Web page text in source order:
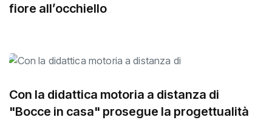
fiore all’occhiello
Con la didattica motoria a distanza di
"Bocce in casa" prosegue la progettualità